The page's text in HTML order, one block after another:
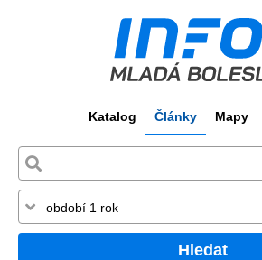
Katalog Články Mapy
Hledat